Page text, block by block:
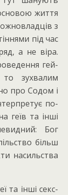
життя
з
під час
а не віра.
гей-
зухвалим
про Содом і
по-
геїв та інші
Бог
більш
насильства
та інші секс-